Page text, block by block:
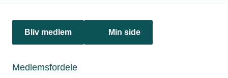
Bliv medlem Min side
Medlemsfordele
tekniq@tekniq.dk
Fredag fra kl. 8:00 til 15:00